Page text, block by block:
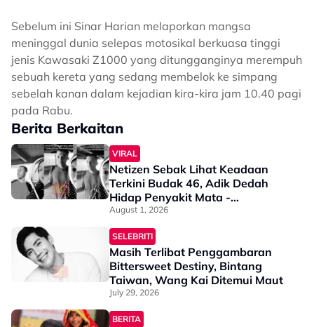
Sebelum ini Sinar Harian melaporkan mangsa
meninggal dunia selepas motosikal berkuasa tinggi
jenis Kawasaki Z1000 yang ditungganginya merempuh
sebuah kereta yang sedang membelok ke simpang
sebelah kanan dalam kejadian kira-kira jam 10.40 pagi
pada Rabu.
Berita Berkaitan
VIRAL
Netizen Sebak Lihat Keadaan
Terkini Budak 46, Adik Dedah
Hidap Penyakit Mata -
“Penglihatan Dia Memang Slowly
Makin Tak Nampak…”
August 1, 2026
SELEBRITI
Masih Terlibat Penggambaran
Bittersweet Destiny, Bintang
Taiwan, Wang Kai Ditemui Maut
July 29, 2026
BERITA